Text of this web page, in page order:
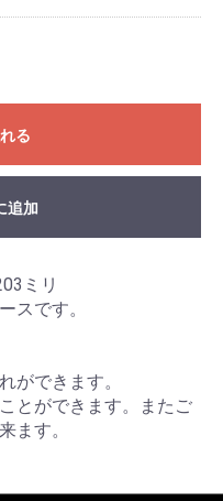
る
追加
ミリ
スです。
ができます。
とができます。またご
ます。